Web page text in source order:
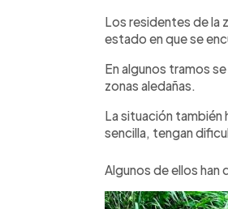
Los residentes de la
estado en que se
En algunos tramos
zonas aledañas.
La situación
sencilla, tengan
Algunos de ellos han